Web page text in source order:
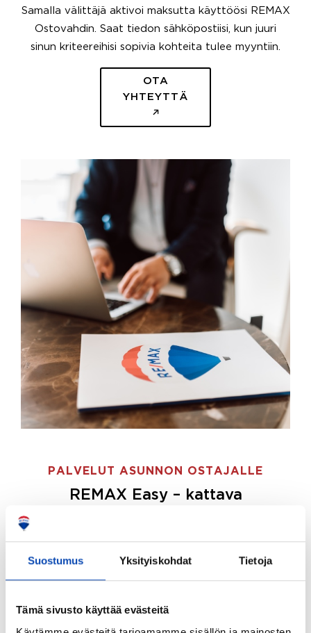
Suostumus Yksityiskohdat Tietoja
Tämä sivusto käyttää evästeitä
Samalla välittäjä aktivoi maksutta käyttöösi REMAX
Ostovahdin. Saat tiedon sähköpostiisi, kun juuri
sinun kriteereihisi sopivia kohteita tulee myyntiin.
OTA
YHTEYTTÄ
PALVELUT ASUNNON OSTAJALLE
REMAX Easy – kattava
ostajille.
Tee ostotoimeksianto ja etsimme juuri